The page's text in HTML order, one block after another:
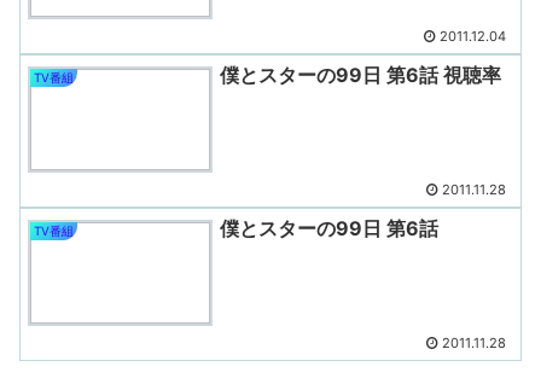
2011.12.04
TV番組 僕とスターの99日 第6話 視聴率
2011.11.28
TV番組 僕とスターの99日 第6話
2011.11.28